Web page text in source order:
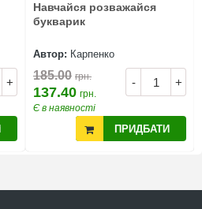
+
Навчайся розважайся
букварик
Автор: Карпенко
- +
185.00 грн.
137.40 грн.
Є в наявності
ПРИДБАТИ